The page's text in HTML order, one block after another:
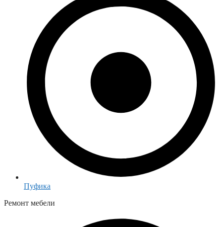
Пуфика
Ремонт мебели